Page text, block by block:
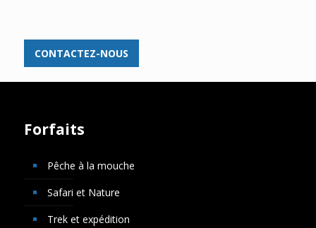
CONTACTEZ-NOUS
Forfaits
Pêche à la mouche
Safari et Nature
Trek et expédition